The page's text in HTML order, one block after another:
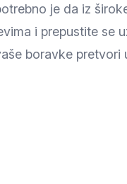
je da iz
i prepustite se
boravke pretvori